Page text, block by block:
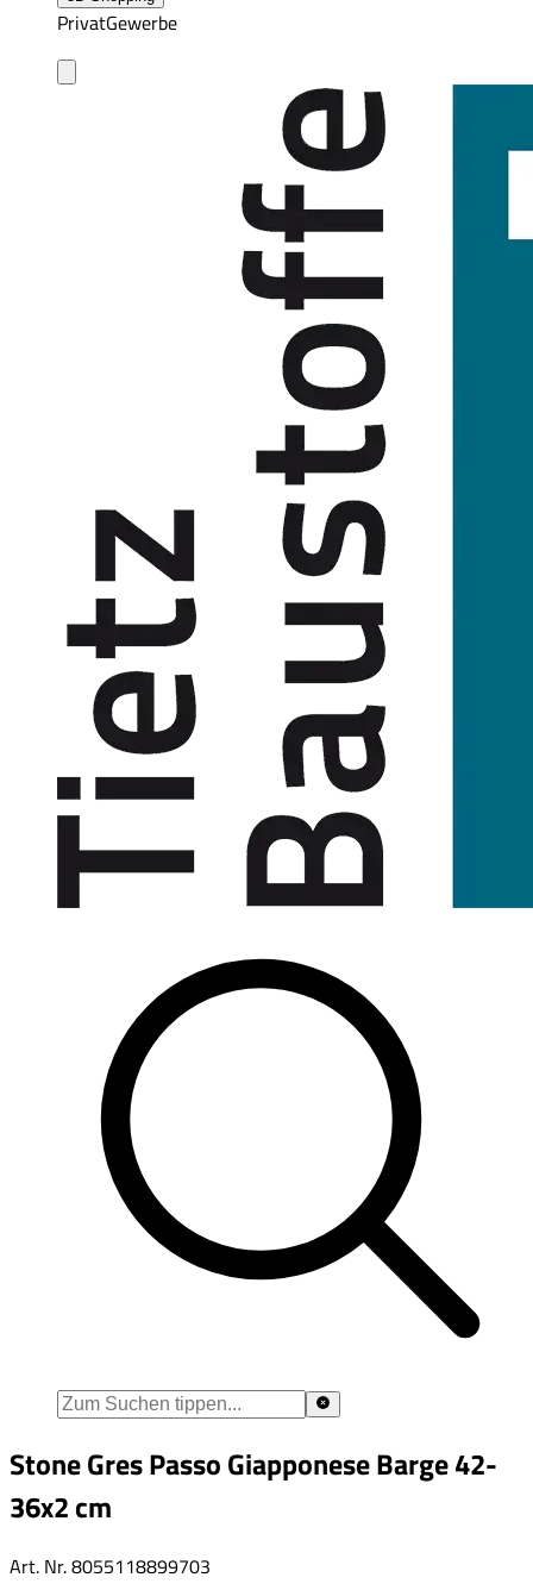
PrivatGewerbe
Stone Gres Passo Giapponese Barge 42-
36x2 cm
Art. Nr.8055118899703